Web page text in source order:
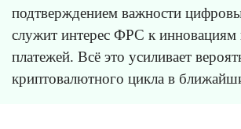
подтверждением важности
служит интерес ФРС к инновациям
платежей. Всё это усиливает
криптовалютного цикла в